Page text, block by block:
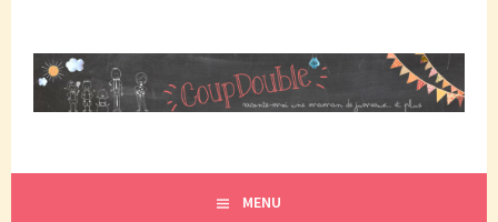
contenu
principal
COUP DOUBLE
JUMEAUX, ÇA NOUS TOMBE DESSUS ET CA NOUS
MENU